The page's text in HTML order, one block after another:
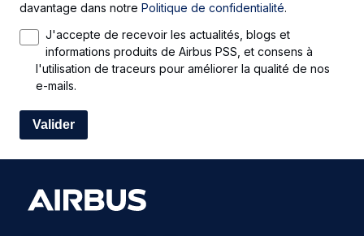
davantage dans notre Politique de confidentialité.
J'accepte de recevoir les actualités, blogs et
informations produits de Airbus PSS, et consens à
l'utilisation de traceurs pour améliorer la qualité de nos
e-mails.